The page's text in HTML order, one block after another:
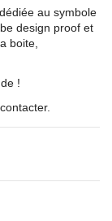
au symbole
design proof et
boite,
!